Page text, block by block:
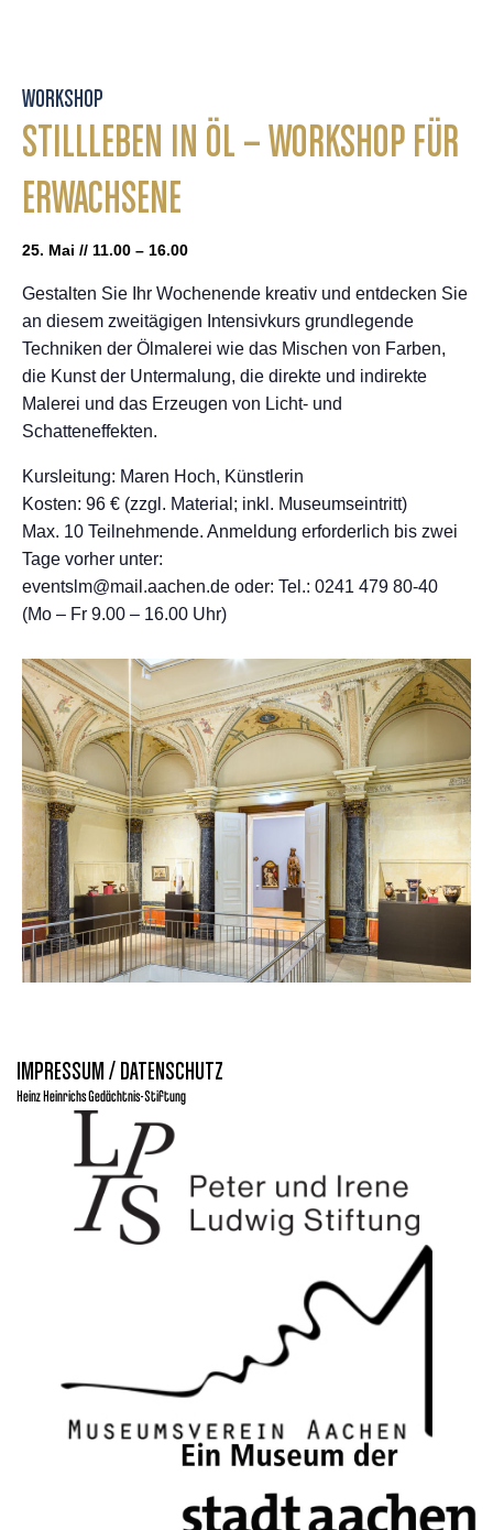
WORKSHOP
STILLLEBEN IN ÖL – WORKSHOP FÜR
ERWACHSENE
25. Mai // 11.00 – 16.00
Gestalten Sie Ihr Wochenende kreativ und entdecken Sie
an diesem zweitägigen Intensivkurs grundlegende
Techniken der Ölmalerei wie das Mischen von Farben,
die Kunst der Untermalung, die direkte und indirekte
Malerei und das Erzeugen von Licht- und
Schatteneffekten.
Kursleitung: Maren Hoch, Künstlerin
Kosten: 96 € (zzgl. Material; inkl. Museumseintritt)
Max. 10 Teilnehmende. Anmeldung erforderlich bis zwei
Tage vorher unter:
eventslm@mail.aachen.de oder: Tel.: 0241 479 80-40
(Mo – Fr 9.00 – 16.00 Uhr)
IMPRESSUM / DATENSCHUTZ
Heinz Heinrichs Gedächtnis-Stiftung